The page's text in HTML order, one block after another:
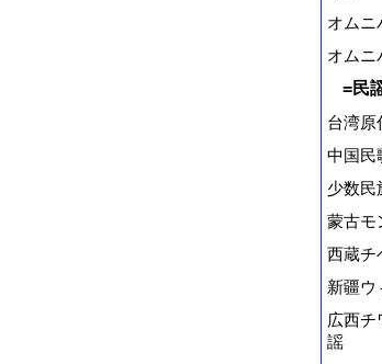
オムニ
オムニ
=民
台湾原
中国民
少数民
蒙古モ
西蔵チ
新疆ウ
広西チ
謡